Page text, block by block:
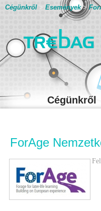
Cégünkről
ForAge
Cégünkről > Események>